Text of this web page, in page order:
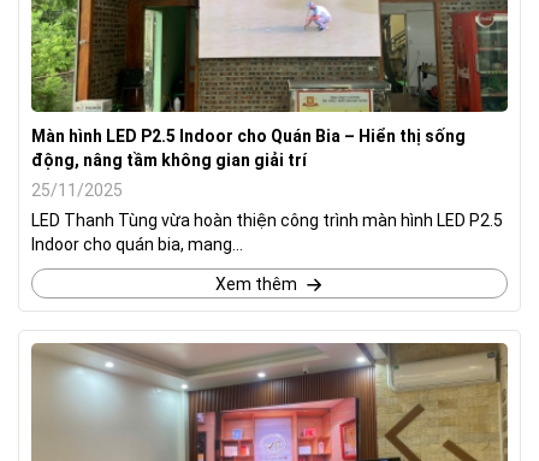
Màn hình LED P2.5 Indoor cho Quán Bia – Hiển thị sống
động, nâng tầm không gian giải trí
25/11/2025
LED Thanh Tùng vừa hoàn thiện công trình màn hình LED P2.5
Indoor cho quán bia, mang...
Xem thêm